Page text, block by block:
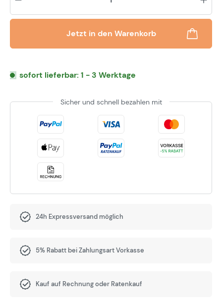
Jetzt in den Warenkorb
sofort lieferbar: 1 - 3 Werktage
Sicher und schnell bezahlen mit
24h Expressversand möglich
5% Rabatt bei Zahlungsart Vorkasse
Kauf auf Rechnung oder Ratenkauf